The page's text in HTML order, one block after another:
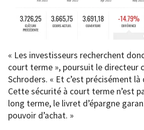
« Les investisseurs recherchent
court terme », poursuit le directeur
Schroders. « Et c’est précisément
Cette sécurité à court terme n’est
long terme, le livret d’épargne
pouvoir d’achat. »